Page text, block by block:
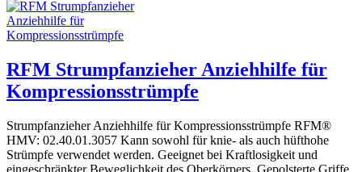
RFM Strumpfanzieher Anziehhilfe für
Kompressionsstrümpfe
Strumpfanzieher Anziehhilfe für Kompressionsstrümpfe RFM®
HMV: 02.40.01.3057 Kann sowohl für knie- als auch hüfthohe
Strümpfe verwendet werden. Geeignet bei Kraftlosigkeit und
eingeschränkter Beweglichkeit des Oberkörpers. Gepolsterte Griffe